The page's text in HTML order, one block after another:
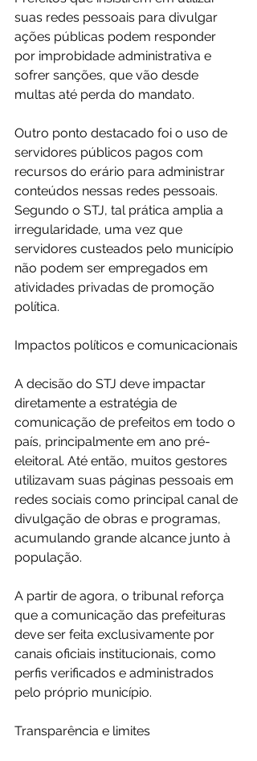
suas redes pessoais para divulgar
ações públicas podem responder
por improbidade administrativa e
sofrer sanções, que vão desde
multas até perda do mandato.
Outro ponto destacado foi o uso de
servidores públicos pagos com
recursos do erário para administrar
conteúdos nessas redes pessoais.
Segundo o STJ, tal prática amplia a
irregularidade, uma vez que
servidores custeados pelo município
não podem ser empregados em
atividades privadas de promoção
política.
Impactos políticos e comunicacionais
A decisão do STJ deve impactar
diretamente a estratégia de
comunicação de prefeitos em todo o
país, principalmente em ano pré-
eleitoral. Até então, muitos gestores
utilizavam suas páginas pessoais em
redes sociais como principal canal de
divulgação de obras e programas,
acumulando grande alcance junto à
população.
A partir de agora, o tribunal reforça
que a comunicação das prefeituras
deve ser feita exclusivamente por
canais oficiais institucionais, como
perfis verificados e administrados
pelo próprio município.
Transparência e limites